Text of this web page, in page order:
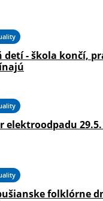
detí - škola končí,
elektroodpadu 29.5.
folklórne